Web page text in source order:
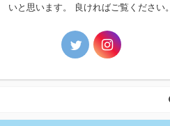
いと思います。 良ければご覧ください。